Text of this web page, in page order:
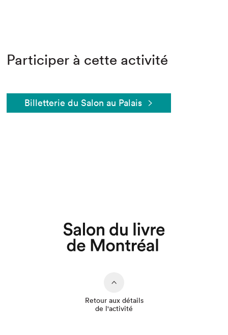
Participer à cette activité
Billetterie du Salon au Palais
Retour aux détails
de l'activité